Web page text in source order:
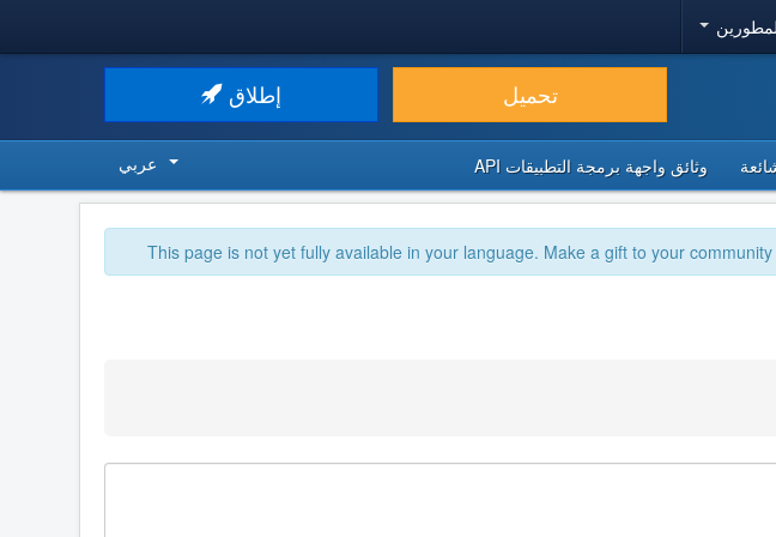
تحميل إطلاق
وثائق واجهة برمجة التطبيقات API عربي
This page is not yet fully available in your language. Make a gift to your